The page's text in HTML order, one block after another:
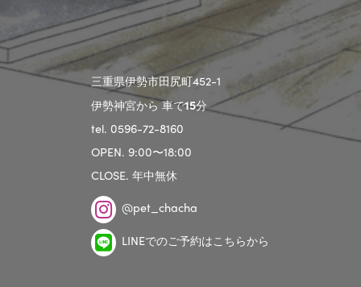
三重県伊勢市田尻町452-1
伊勢神宮から 車で15分
tel. 0596-72-8160
OPEN. 9:00〜18:00
CLOSE. 年中無休
@pet_chacha
LINEでのご予約はこちらから